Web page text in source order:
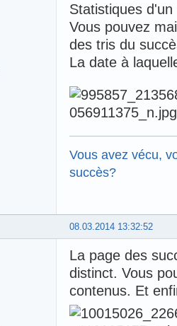
Statistiques
Vous pouvez
des tris du
La date à
Vous avez vécu,
succès?
08.03.2014 13:32:52
La page des
distinct. Vous
contenus. Et